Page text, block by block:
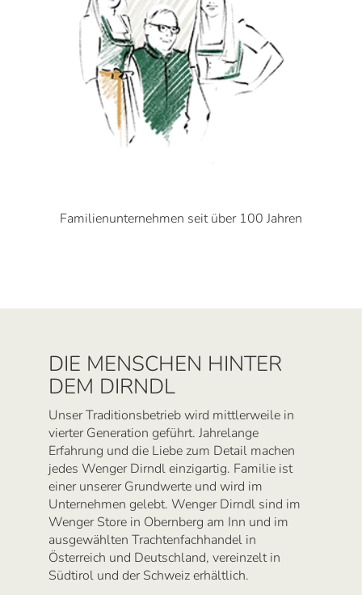
Familienunternehmen seit über 100 Jahren
DIE MENSCHEN HINTER
DEM DIRNDL
Unser Traditionsbetrieb wird mittlerweile in
vierter Generation geführt. Jahrelange
Erfahrung und die Liebe zum Detail machen
jedes Wenger Dirndl einzigartig. Familie ist
einer unserer Grundwerte und wird im
Unternehmen gelebt. Wenger Dirndl sind im
Wenger Store in Obernberg am Inn und im
ausgewählten Trachtenfachhandel in
Österreich und Deutschland, vereinzelt in
Südtirol und der Schweiz erhältlich.